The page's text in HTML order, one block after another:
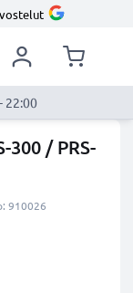
22:00
/ PRS-
910026